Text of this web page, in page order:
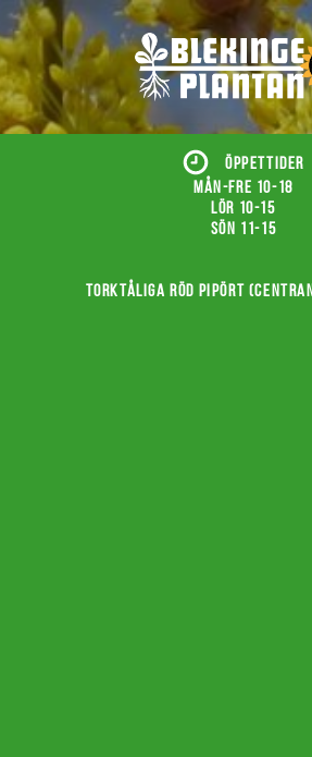
ÖPPETTIDER
Mån-fre 10-18
Lör 10-15
Sön 11-15
Torktåliga röd pipört